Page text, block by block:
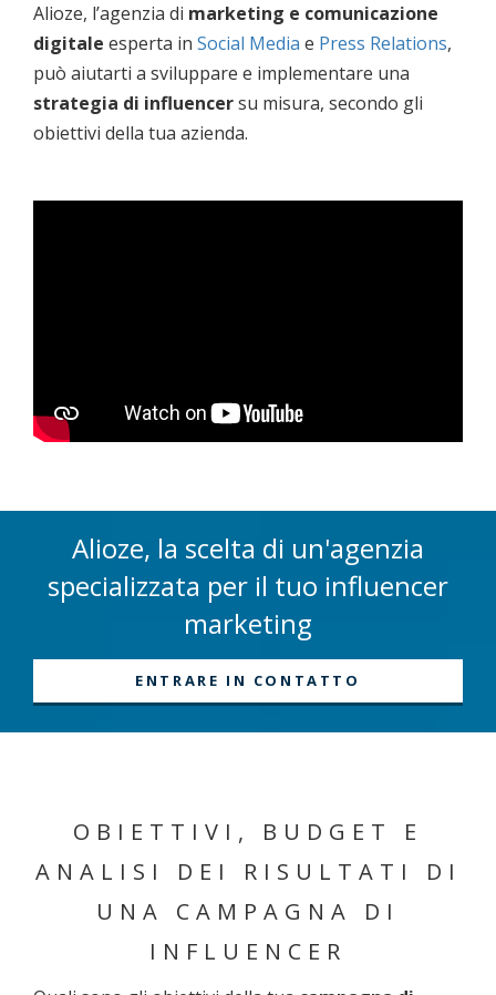
Alioze, l’agenzia di marketing e comunicazione
digitale esperta in Social Media e Press Relations,
può aiutarti a sviluppare e implementare una
strategia di influencersu misura, secondo gli
obiettivi della tua azienda.
Alioze, la scelta di un'agenzia
specializzata per il tuo influencer
marketing
ENTRARE IN CONTATTO
OBIETTIVI, BUDGET E
ANALISI DEI RISULTATI DI
UNA CAMPAGNA DI
INFLUENCER